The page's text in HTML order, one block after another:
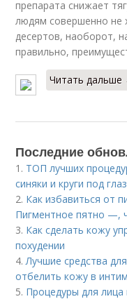
препарата снижает
людям совершенно не
десертов, наоборот,
правильно,
Читать дальше
Последние
1. ТОП лучших
синяки и круги под
2. Как избавиться от
Пигментное пятно —,
3. Как сделать кожу
похудении
4.Лучшие средства
отбелить кожу в
5. Процедуры для лица